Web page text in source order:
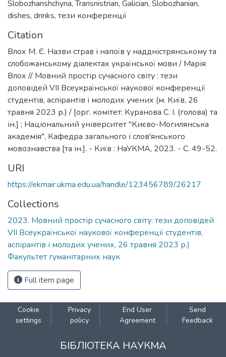
Slobozhanshchyna,Transnistrian, Galician, Slobozhanian,
dishes, drinks, тези конференції
Citation
Влох М. Є. Назви страв і напоїв у наддністрянському та
слобожанському діалектах української мови / Марія
Влох // Мовний простір сучасного світу : тези
доповідей VII Всеукраїнської наукової конференції
студентів, аспірантів і молодих учених (м. Київ, 26
травня 2023 р.) / [орг. комітет: Куранова С. І. (голова) та
ін.] ; Національний університет "Києво-Могилянська
академія", Кафедра загального і слов'янського
мовознавства [та ін.]. - Київ : НаУКМА, 2023. - С. 49-52.
URI
https://ekmair.ukma.edu.ua/handle/123456789/26217
Collections
2023. Мовний простір сучасного світу: тези доповідей
VII Всеукраїнської наукової конференції студентів,
аспірантів і молодих учених, 26 травня 2023 р.)
Факультет гуманітарних наук
Full item page
Cookie
settings
Privacy
policy
End User
Agreement
Send
Feedback
БІБЛІОТЕКА НАУКМА